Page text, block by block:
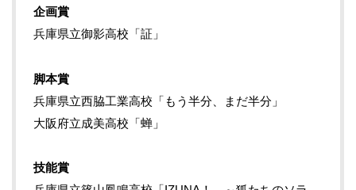
企画賞
兵庫県立御影高校「証」
脚本賞
兵庫県立西脇工業高校「もう半分、まだ半分」
大阪府立成美高校「蝉」
技能賞